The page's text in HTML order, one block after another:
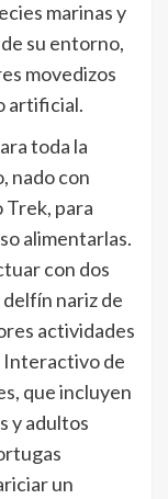
marinas y
su entorno,
movedizos
artificial.
toda la
nado con
Trek, para
alimentarlas.
con dos
nariz de
actividades
Interactivo de
que incluyen
y adultos
un